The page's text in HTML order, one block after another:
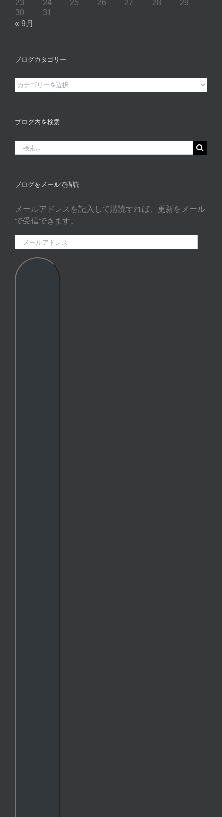
23 24 25 26 27 28
29
30
31
« 9月
ブログカタゴリー
ブ
ロ
カ
ゴ
リ
ブログ内を検索
索
ブログをメールで購読
メールアドレスを記入して購読すれば、更新をメール
で受信できます。
ー
ル
ア